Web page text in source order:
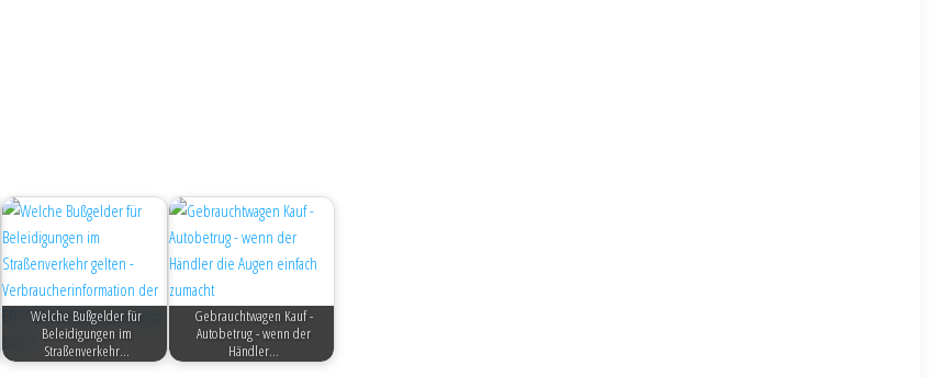
Welche Bußgelder für
Beleidigungen im
Straßenverkehr…
Gebrauchtwagen Kauf -
Autobetrug - wenn der
Händler…